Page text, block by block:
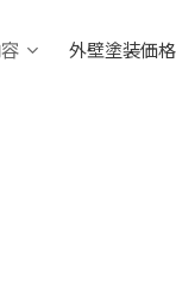
外壁塗装価